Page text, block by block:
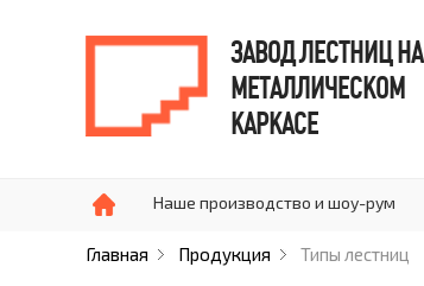
ЗАВОД ЛЕСТНИЦ НА
МЕТАЛЛИЧЕСКОМ
КАРКАСЕ
Наше производство и шоу-рум
Главная Продукция Типы лестниц